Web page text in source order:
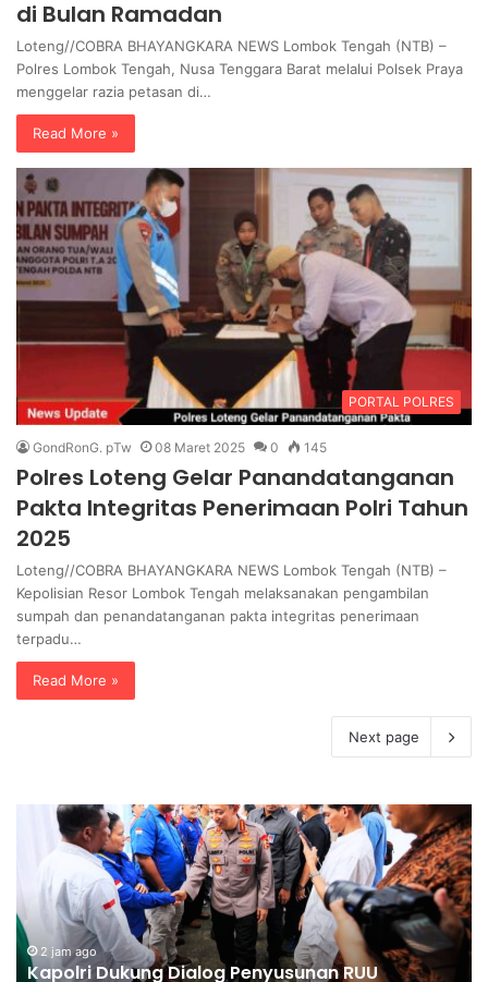
di Bulan Ramadan
Loteng//COBRA BHAYANGKARA NEWS Lombok Tengah (NTB) –
Polres Lombok Tengah, Nusa Tenggara Barat melalui Polsek Praya
menggelar razia petasan di…
Read More »
PORTAL POLRES
GondRonG. pTw 08 Maret 2025 0 145
Polres Loteng Gelar Panandatanganan
Pakta Integritas Penerimaan Polri Tahun
2025
Loteng//COBRA BHAYANGKARA NEWS Lombok Tengah (NTB) –
Kepolisian Resor Lombok Tengah melaksanakan pengambilan
sumpah dan penandatanganan pakta integritas penerimaan
terpadu…
Read More »
Next page
P
a
2 jam ago
Polri Pastikan Proses Pemeriksaan Personel di